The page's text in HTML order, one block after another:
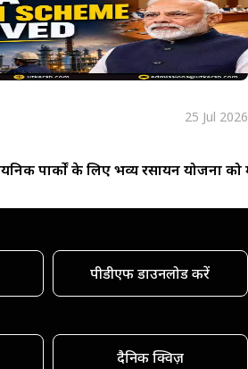
25 Jul 2026
पार्कों के लिए भव्य रसायन योजना को
पीडीएफ डाउनलोड करें
दैनिक क्विज़